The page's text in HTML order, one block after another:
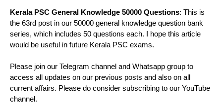
Kerala PSC General Knowledge 50000 Questions: This is
the 63rd post in our 50000 general knowledge question bank
series, which includes 50 questions each. I hope this article
would be useful in future Kerala PSC exams.
Please join our Telegram channel and Whatsapp group to
access all updates on our previous posts and also on all
current affairs. Please do consider subscribing to our YouTube
channel.